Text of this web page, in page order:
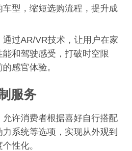
型，缩短选购流程，提升成
通过AR/VR技术，让用户在家
和驾驶感受，打破时空限
感官体验。
服务
允许消费者根据喜好自行搭配
系统等选项，实现从外观到
性化。